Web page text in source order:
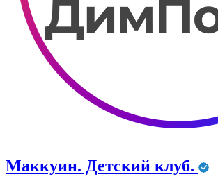
Маккуин. Детский клуб.